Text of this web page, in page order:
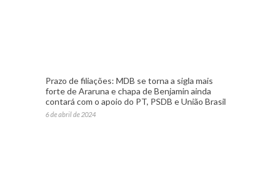
Prazo de filiações: MDB se torna a sigla mais
forte de Araruna e chapa de Benjamin ainda
contará com o apoio do PT, PSDB e União Brasil
6 de abril de 2024